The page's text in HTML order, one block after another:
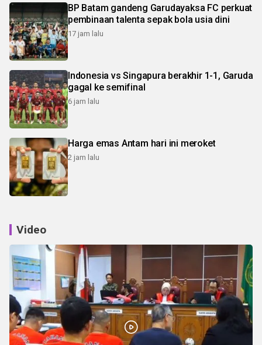
BP Batam gandeng Garudayaksa FC perkuat
pembinaan talenta sepak bola usia dini
17 jam lalu
Indonesia vs Singapura berakhir 1-1, Garuda
gagal ke semifinal
6 jam lalu
Harga emas Antam hari ini meroket
2 jam lalu
Video